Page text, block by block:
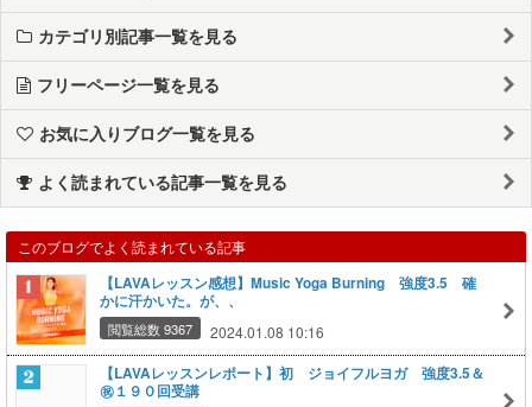
カテゴリ別記事一覧を見る
フリーページ一覧を見る
お気に入りブログ一覧を見る
よく読まれている記事一覧を見る
このブログでよく読まれている記事
【LAVAレッスン感想】Music Yoga Burning 強度3.5 確
かに汗かいた。が、、
閲覧総数 9367 2024.01.08 10:16
【LAVAレッスンレポート】初 ジョイフルヨガ 強度3.5＆
㊗１９０回受講